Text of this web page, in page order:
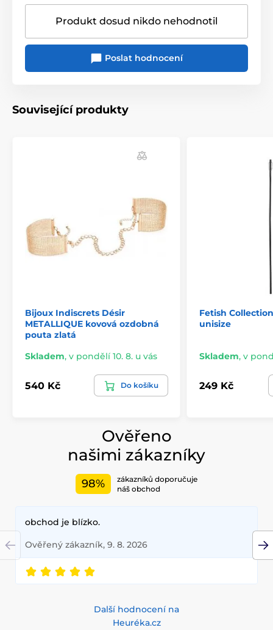
Produkt dosud nikdo nehodnotil
Poslat hodnocení
Související produkty
Bijoux Indiscrets Désir
METALLIQUE kovová ozdobná
pouta zlatá
Skladem, v pondělí 10. 8. u vás
540 Kč Do košíku
Fetish
unisize
Skladem, v
249 Kč
Ověřeno
našimi zákazníky
98%
zákazníků doporučuje
náš obchod
obchod je blízko.
Ověřený zákazník, 9. 8. 2026
Další hodnocení na
Heuréka.cz